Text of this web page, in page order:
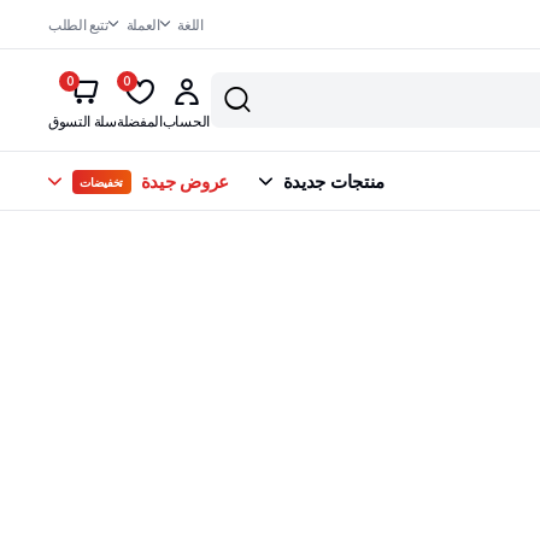
اللغة العملة تتبع الطلب
الحساب
0
المفضلة
0
سلة التسوق
منتجات جديدة عروض جيدة تخفيضات